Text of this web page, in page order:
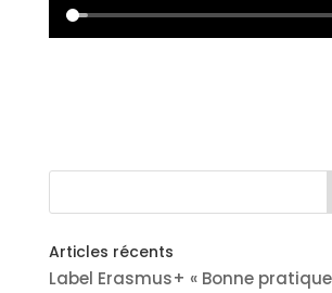
Articles récents
Label Erasmus+ « Bonne